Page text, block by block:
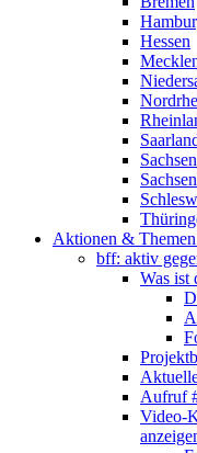
Hessen
Sachsen
Aktionen & Themen
bff: aktiv
Was ist
Aufruf
Video-